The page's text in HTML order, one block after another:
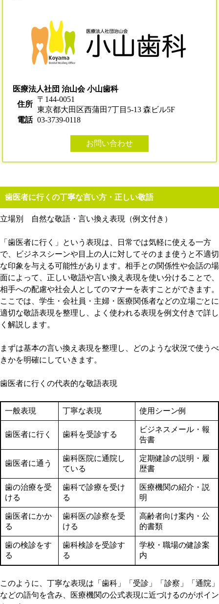
医療法人社団 治山会 小山歯科
住所
〒144-0051
東京都大田区西蒲田7丁目5-13 森ビル5F
電話 03-3739-0118
お問い合わせ
歯医者に行くの丁寧な言い方・正しい敬語
立場別 自然な敬語・言い換え表現（例文付き）
「歯医者に行く」という表現は、日常では気軽に使える一方
で、ビジネスシーンや目上の人に対してそのまま使うと不適切
な印象を与える可能性があります。相手との関係性や会話の場
面によって、正しい敬語や言い換え表現を使い分けることで、
相手への配慮や社会人としてのマナーを表すことができます。
ここでは、学生・会社員・主婦・医療関係者などの立場ごとに
適切な敬語表現を整理し、よく使われる表現を例文付きで詳し
く解説します。
まずは基本の言い換え表現を整理し、どのような状況で使うべ
きかを明確にしていきます。
歯医者に行くの代表的な敬語表現
一般表現 丁寧な表現 使用シーン例
歯医者に行く 歯科を受診する
ビジネスメール・報
告書
歯医者に通う
歯科医院に通院し
ている
定期健診の説明・履
歴書
歯の治療を受
ける
歯科で診療を受け
る
医療機関の紹介・説
明
歯医者にかか
る
歯科医の診察を受
ける
高齢者向け案内・公
的書類
歯の検診をす
る
歯科検診を受診す
る
学校・職場の健診案
内
このように、丁寧な表現は「歯科」「受診」「診察」「通院」
などの語句を含み、医療機関の公式表現に近づけるのがポイン